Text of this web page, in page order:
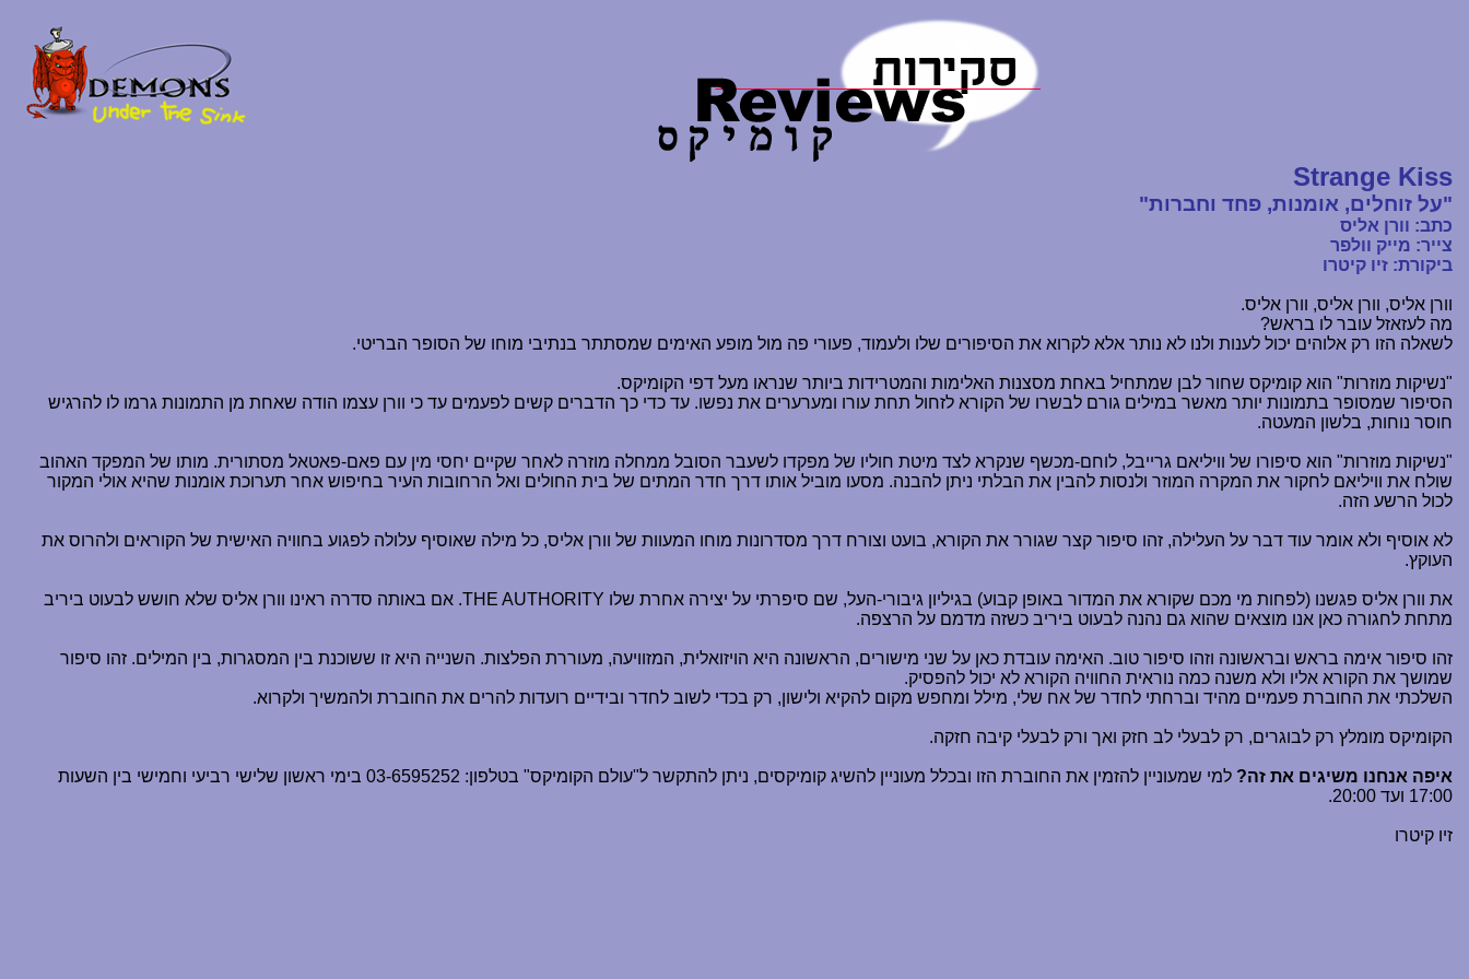
Strange Kiss
"על זוחלים, אומנות, פחד וחברות"
כתב: וורן אליס
צייר: מייק וולפר
ביקורת: זיו קיטרו
וורן אליס, וורן אליס, וורן אליס.
מה לעזאזל עובר לו בראש?
לשאלה הזו רק אלוהים יכול לענות ולנו לא נותר אלא לקרוא את הסיפורים שלו ולעמוד, פעורי פה מול מופע האימים שמסתתר בנתיבי מוחו של הסופר הבריטי.
"נשיקות מוזרות" הוא קומיקס שחור לבן שמתחיל באחת מסצנות האלימות והמטרידות ביותר שנראו מעל דפי הקומיקס.
הסיפור שמסופר בתמונות יותר מאשר במילים גורם לבשרו של הקורא לזחול תחת עורו ומערערים את נפשו. עד כדי כך הדברים קשים לפעמים עד כי וורן עצמו הודה שאחת מן התמונות גרמו לו להרגיש
חוסר נוחות, בלשון המעטה.
"נשיקות מוזרות" הוא סיפורו של וויליאם גרייבל, לוחם-מכשף שנקרא לצד מיטת חוליו של מפקדו לשעבר הסובל ממחלה מוזרה לאחר שקיים יחסי מין עם פאם-פאטאל מסתורית. מותו של המפקד האהוב
שולח את וויליאם לחקור את המקרה המוזר ולנסות להבין את הבלתי ניתן להבנה. מסעו מוביל אותו דרך חדר המתים של בית החולים ואל הרחובות העיר בחיפוש אחר תערוכת אומנות שהיא אולי המקור
לכול הרשע הזה.
לא אוסיף ולא אומר עוד דבר על העלילה, זהו סיפור קצר שגורר את הקורא, בועט וצורח דרך מסדרונות מוחו המעוות של וורן אליס, כל מילה שאוסיף עלולה לפגוע בחוויה האישית של הקוראים ולהרוס את
העוקץ.
את וורן אליס פגשנו (לפחות מי מכם שקורא את המדור באופן קבוע) בגיליון גיבורי-העל, שם סיפרתי על יצירה אחרת שלו THE AUTHORITY. אם באותה סדרה ראינו וורן אליס שלא חושש לבעוט ביריב
מתחת לחגורה כאן אנו מוצאים שהוא גם נהנה לבעוט ביריב כשזה מדמם על הרצפה.
זהו סיפור אימה בראש ובראשונה וזהו סיפור טוב. האימה עובדת כאן על שני מישורים, הראשונה היא הויזואלית, המזוויעה, מעוררת הפלצות. השנייה היא זו ששוכנת בין המסגרות, בין המילים. זהו סיפור
שמושך את הקורא אליו ולא משנה כמה נוראית החוויה הקורא לא יכול להפסיק.
השלכתי את החוברת פעמיים מהיד וברחתי לחדר של אח שלי, מילל ומחפש מקום להקיא ולישון, רק בכדי לשוב לחדר ובידיים רועדות להרים את החוברת ולהמשיך ולקרוא.
הקומיקס מומלץ רק לבוגרים, רק לבעלי לב חזק ואך ורק לבעלי קיבה חזקה.
איפה אנחנו משיגים את זה?
למי שמעוניין להזמין את החוברת הזו ובכלל מעוניין להשיג קומיקסים, ניתן להתקשר ל"עולם הקומיקס" בטלפון: 03-6595252 בימי ראשון שלישי רביעי וחמישי בין השעות
17:00 ועד 20:00.
זיו קיטרו